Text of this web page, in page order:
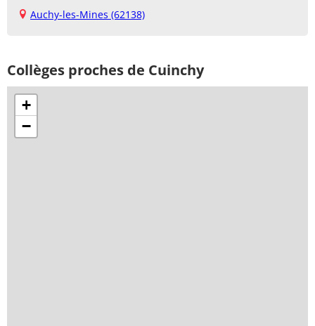
Auchy-les-Mines (62138)
Collèges proches de Cuinchy
+
−